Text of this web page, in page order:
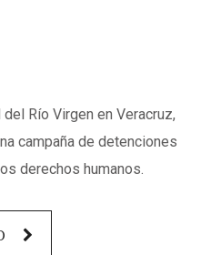
Río Virgen en Veracruz,
campaña de detenciones
derechos humanos.